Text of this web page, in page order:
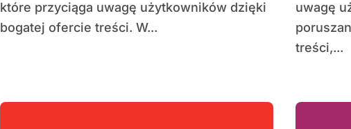
które przyciąga uwagę użytkowników dzięki
bogatej ofercie treści. W...
uwagę
treści,...